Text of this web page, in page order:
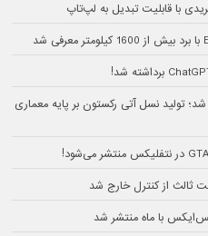
تولید نسل آتی رکستون بر پایه معماری
ثالث از کنترل خارج شد
با ماه منتشر شد